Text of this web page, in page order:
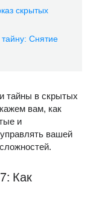
скрытых
Снятие
тайны в скрытых
вам, как
и
вашей
Как